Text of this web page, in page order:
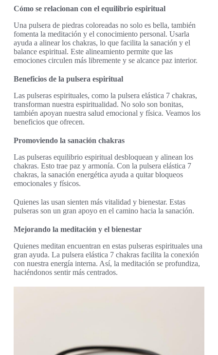
Cómo se relacionan con el equilibrio espiritual
Una pulsera de piedras coloreadas no solo es bella, también
fomenta la meditación y el conocimiento personal. Usarla
ayuda a alinear los chakras, lo que facilita la sanación y el
balance espiritual. Este alineamiento permite que las
emociones circulen más libremente y se alcance paz interior.
Beneficios de la pulsera espiritual
Las pulseras espirituales, como la pulsera elástica 7 chakras,
transforman nuestra espiritualidad. No solo son bonitas,
también apoyan nuestra salud emocional y física. Veamos los
beneficios que ofrecen.
Promoviendo la sanación chakras
Las pulseras equilibrio espiritual desbloquean y alinean los
chakras. Esto trae paz y armonía. Con la pulsera elástica 7
chakras, la sanación energética ayuda a quitar bloqueos
emocionales y físicos.
Quienes las usan sienten más vitalidad y bienestar. Estas
pulseras son un gran apoyo en el camino hacia la sanación.
Mejorando la meditación y el bienestar
Quienes meditan encuentran en estas pulseras espirituales una
gran ayuda. La pulsera elástica 7 chakras facilita la conexión
con nuestra energía interna. Así, la meditación se profundiza,
haciéndonos sentir más centrados.